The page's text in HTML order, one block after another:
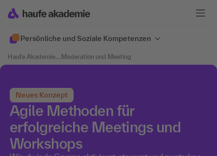
Persönliche und Soziale Kompetenzen
Haufe Akademie....Moderation und Meeting
Neues Konzept
Agile Methoden für
erfolgreiche Meetings und
Workshops